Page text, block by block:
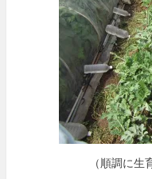
（順調に生